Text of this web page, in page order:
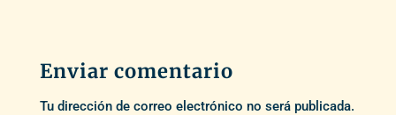
Enviar comentario
Tu dirección de correo electrónico no será publicada.